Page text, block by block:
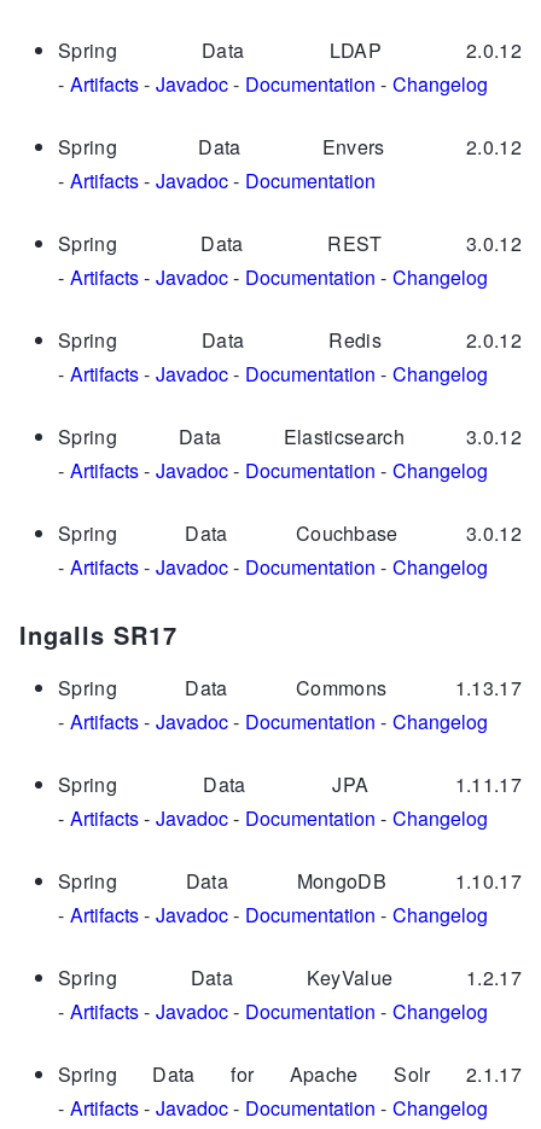
Spring Data LDAP 2.0.12
- Artifacts- Javadoc- Documentation - Changelog
Spring Data Envers 2.0.12
- Artifacts- Javadoc- Documentation
Spring Data REST 3.0.12
- Artifacts- Javadoc- Documentation - Changelog
Spring Data Redis 2.0.12
- Artifacts- Javadoc- Documentation - Changelog
Spring Data Elasticsearch 3.0.12
- Artifacts- Javadoc- Documentation - Changelog
Spring Data Couchbase 3.0.12
- Artifacts- Javadoc- Documentation - Changelog
Ingalls SR17
Spring Data Commons 1.13.17
- Artifacts- Javadoc- Documentation - Changelog
Spring Data JPA 1.11.17
- Artifacts- Javadoc- Documentation - Changelog
Spring Data MongoDB 1.10.17
- Artifacts- Javadoc- Documentation - Changelog
Spring Data KeyValue 1.2.17
- Artifacts- Javadoc- Documentation - Changelog
Spring Data for Apache Solr 2.1.17
- Artifacts- Javadoc- Documentation - Changelog